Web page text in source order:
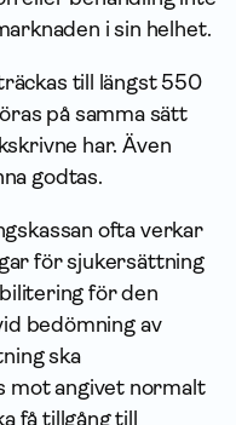
i sin helhet.
till längst 550
på samma sätt
har. Även
godtas.
ofta verkar
för sjukersättning
för den
bedömning av
ska
mot angivet normalt
få tillgång till